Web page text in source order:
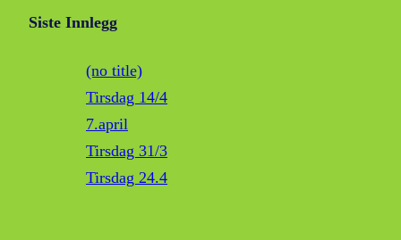
Siste Innlegg
(no title)
Tirsdag 14/4
7.april
Tirsdag 31/3
Tirsdag 24.4